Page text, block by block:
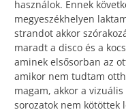
használok. Ennek
megyeszékhelyen
strandot akkor
maradt a disco és a
aminek elsősorban az
amikor nem tudtam
magam, akkor a
sorozatok nem kötöttek